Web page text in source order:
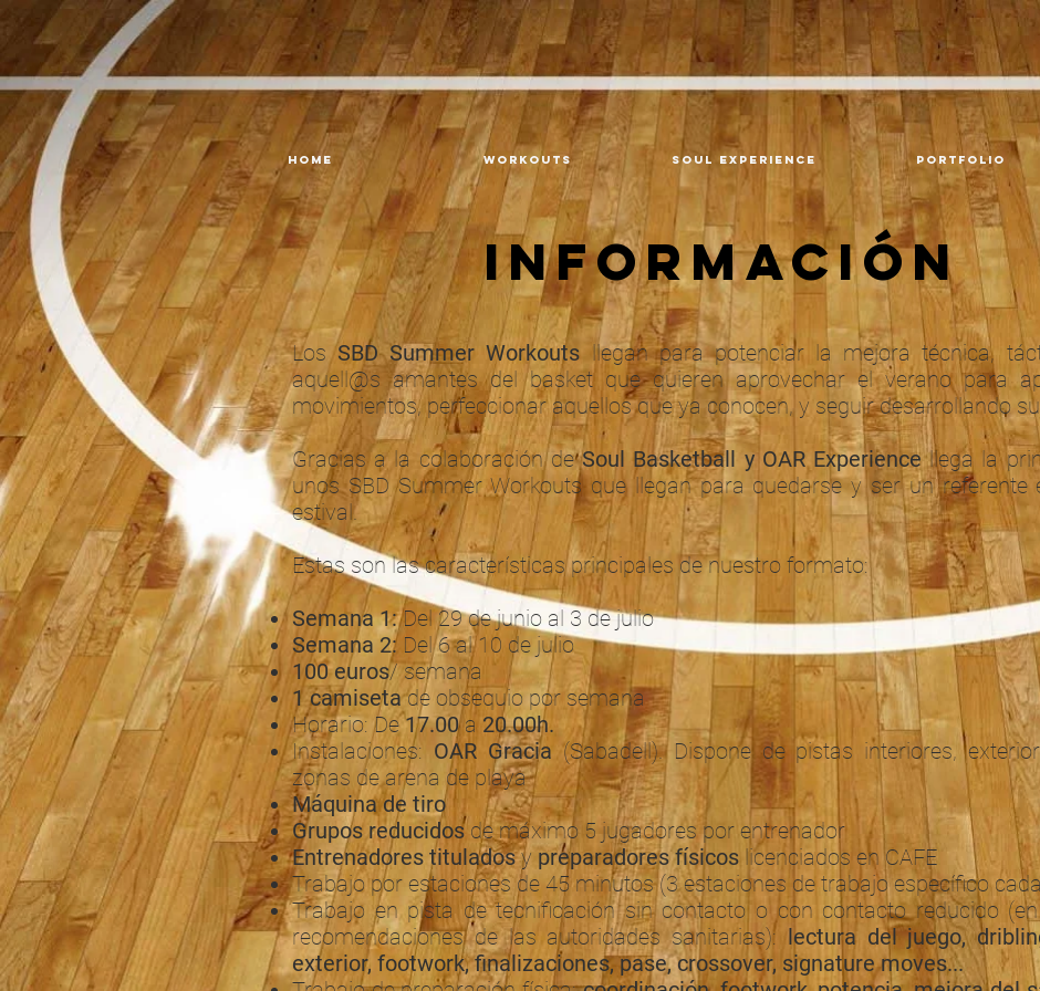
Home Workouts Soul Experience Portfolio
INFORMACIÓN
LosSBD Summer Workouts llegan para potenciar la mejora técnica,
aquell@s amantes del basket que quieren aprovechar el verano para
movimientos, perfeccionar aquellos que ya conocen, y seguir desarrollando
Gracias a la colaboración deSoul Basketball y OAR Experiencellega la
unos SBD Summer Workouts que llegan para quedarse y ser un referente
estival.
Estas son las características principales de nuestro formato:
Semana 1:Del 29 de junio al 3 de julio
Semana 2: Del 6 al 10 de julio
100 euros/ semana
1 camisetade obsequio por semana
Horario: De17.00a 20.00h.
Instalaciones: OAR Gracia (Sabadell). Dispone de pistas interiores,
zonas de arena de playa
Máquina de tiro
Grupos reducidosde máximo 5 jugadores por entrenador
Entrenadores tituladosy preparadores físicos licenciados en CAFE
Trabajo por estaciones de 45 minutos (3 estaciones de trabajo específico
Trabajo en pista de tecnificación sin contacto o con contacto reducido
recomendaciones de las autoridades sanitarias): lectura del juego,
exterior, footwork, finalizaciones, pase, crossover, signature moves...